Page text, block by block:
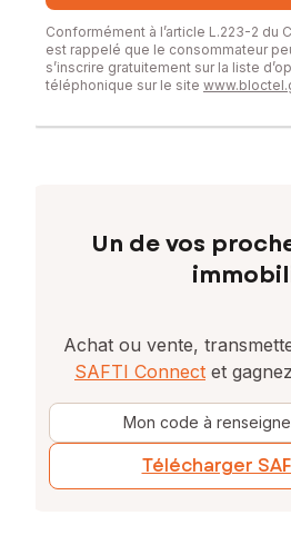
Conformément à l’article L.223-2 du
est rappelé que le consommateur
s’inscrire gratuitement sur la liste
téléphonique sur le site
Un de vos
Achat ou vente,
SAFTI Connect et
Mon code à
Télécharger